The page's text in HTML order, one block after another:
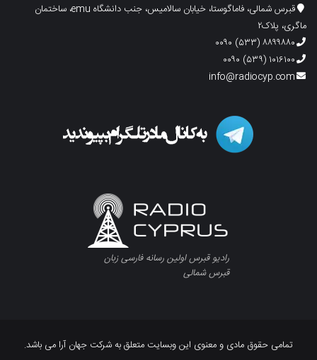
قبرس شمالی، فاماگوستا، خیابان سالامیس، جنب دانشگاه emu، ساختمان
ماگری، پلاک۲
۸۸۹۹۸۸۰ (۵۳۳) ۰۰۹۰
۱۰۱۶۱۰۰ (۵۳۹) ۰۰۹۰
info@radiocyp.com
رادیو قبرس اولین رسانه فارسی زبان
قبرس شمالی
تمامی حقوق مادی و معنوی این وبسایت متعلق به شرکت جهان آرا می باشد.